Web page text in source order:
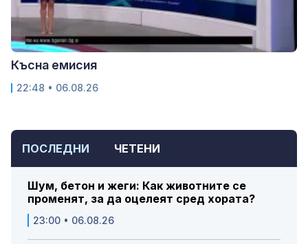
ПОСЛЕДНИ ЧЕТЕНИ
Шум, бетон и жеги: Как животните се
променят, за да оцелеят сред хората?
23:00 • 06.08.26
Късна емисия
22:48 • 06.08.26